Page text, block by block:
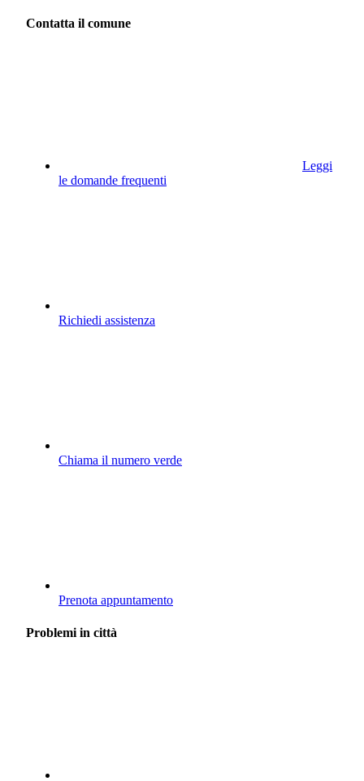
Contatta il comune
Leggi
le domande frequenti
Richiedi assistenza
Chiama il numero verde
Prenota appuntamento
Problemi in città